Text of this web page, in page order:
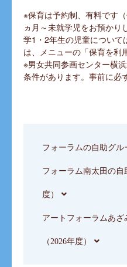
※保育は予約制、有料です
ヵ月～未就学児をお預か
学1・2年生の児童について
は、メニューの「保育を利
※男女共同参画センター横
条件があります。事前に必
フォーラムの自助グル
フォーラム南太田の自
度）
アートフォーラムあ
（2026年度）